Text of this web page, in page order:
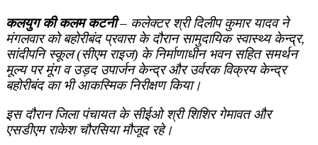
कलयुग की कलम कटनी– कलेक्‍टर श्री दिलीप कुमार यादव ने
मंगलवार को बहोरीबंद प्रवास के दौरान सामुदायिक स्‍वास्‍थ्‍य केन्‍द्र,
सांदीपनि स्‍कूल (सीएम राइज) के निर्माणाधीन भवन सहित समर्थन
म‍ूल्‍य पर मूंग व उड़द उपार्जन केन्‍द्र और उर्वरक विक्रय केन्‍द्र
बहोरीबंद का भी आकस्मिक निरीक्षण किया।
इस दौरान जिला पंचायत के सीईओ श्री शिशिर गेमावत और
एसडीएम राकेश चौरसिया मौजूद रहे।